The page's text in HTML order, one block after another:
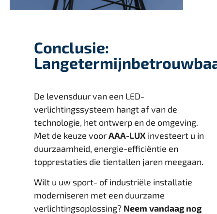
Conclusie:
De levensduur van een LED-
verlichtingssysteem hangt af van de
technologie, het ontwerp en de omgeving.
Met de keuze voorAAA-LUX investeert u in
duurzaamheid, energie-efficiëntie en
topprestaties die tientallen jaren meegaan.
Wilt u uw sport- of industriële installatie
moderniseren met een duurzame
verlichtingsoplossing? Neem vandaag nog